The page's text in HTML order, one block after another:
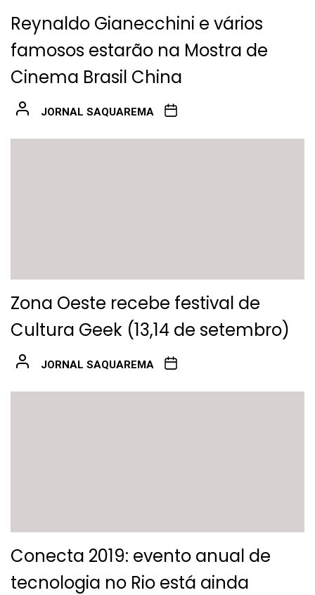
Reynaldo Gianecchini e vários
famosos estarão na Mostra de
Cinema Brasil China
JORNAL SAQUAREMA
Zona Oeste recebe festival de
Cultura Geek (13,14 de setembro)
JORNAL SAQUAREMA
Conecta 2019: evento anual de
tecnologia no Rio está ainda